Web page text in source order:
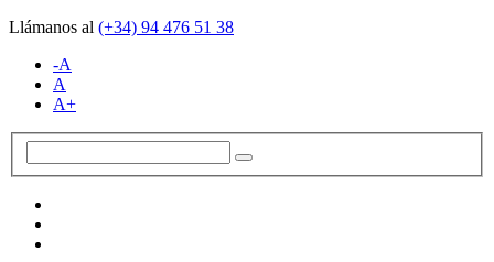
Llámanos al (+34) 94 476 51 38
-A
A
A+